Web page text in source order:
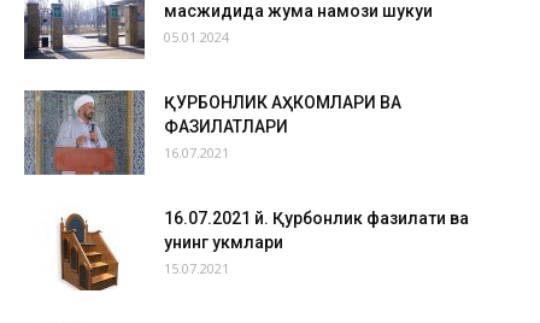
масжидида жума намози шукуҳи
05.01.2024
ҚУРБОНЛИК АҲКОМЛАРИ ВА
ФАЗИЛАТЛАРИ
16.07.2021
16.07.2021 й. Қурбонлик фазилати ва
унинг ҳукмлари
15.07.2021